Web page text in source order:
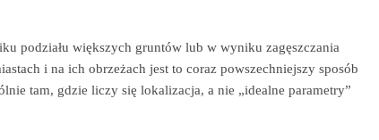
podziału większych gruntów lub w wyniku zagęszczania
i na ich obrzeżach jest to coraz powszechniejszy sposób
tam, gdzie liczy się lokalizacja, a nie „idealne parametry”